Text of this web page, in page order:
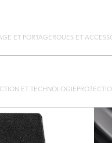
ET PORTAGEROUES ET
ET TECHNOLOGIE